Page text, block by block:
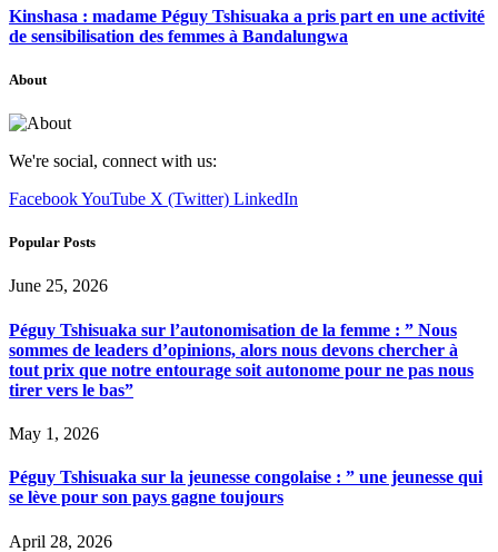
Kinshasa : madame Péguy Tshisuaka a pris part en une activité
de sensibilisation des femmes à Bandalungwa
About
We're social, connect with us:
FacebookYouTube X (Twitter) LinkedIn
Popular Posts
June 25, 2026
Péguy Tshisuaka sur l’autonomisation de la femme : ” Nous
sommes de leaders d’opinions, alors nous devons chercher à
tout prix que notre entourage soit autonome pour ne pas nous
tirer vers le bas”
May 1, 2026
Péguy Tshisuaka sur la jeunesse congolaise : ” une jeunesse qui
se lève pour son pays gagne toujours
April 28, 2026